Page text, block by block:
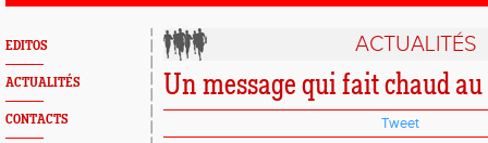
EDITOS
ACTUALITÉS
CONTACTS
ACTUALITÉS
Un message qui fait chaud
Tweet